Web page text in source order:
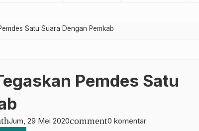
Satu Suara Dengan Pemkab
Pemdes Satu
Jum, 29 Mei 2020comment0 komentar